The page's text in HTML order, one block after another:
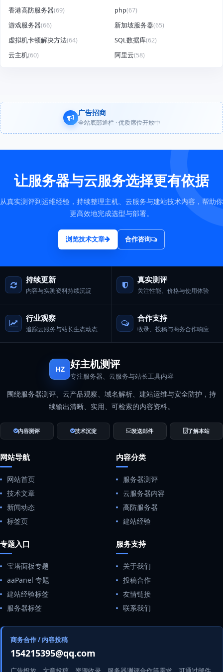
香港高防服务器(69) php(67)
游戏服务器(66) 新加坡服务器(65)
虚拟机卡顿解决方法(64) SQL数据库(62)
云主机(60) 阿里云(58)
广告招商
全站底部通栏 · 优质席位开放中
让服务器与云服务选择更有依据
从真实测评到运维经验，持续整理主机、云服务与建站技术内容，帮助你
更高效地完成选型与部署。
浏览技术文章 合作咨询
持续更新
内容与实测资料持续沉淀
真实测评
关注性能、价格与使用体验
行业观察
追踪云服务与站长生态动态
合作支持
收录、投稿与商务合作响应
HZ 好主机测评
专注服务器、云服务与站长工具内容
围绕服务器测评、云产品观察、域名解析、建站运维与安全防护，持
续输出清晰、实用、可检索的内容资料。
内容测评 技术沉淀 发送邮件 了解本站
网站导航
网站首页
技术文章
新闻动态
标签页
内容分类
服务器测评
云服务器内容
高防服务器
建站经验
专题入口
宝塔面板专题
aaPanel 专题
建站经验标签
服务器标签
服务支持
关于我们
投稿合作
友情链接
联系我们
商务合作 / 内容投稿
154215395@qq.com